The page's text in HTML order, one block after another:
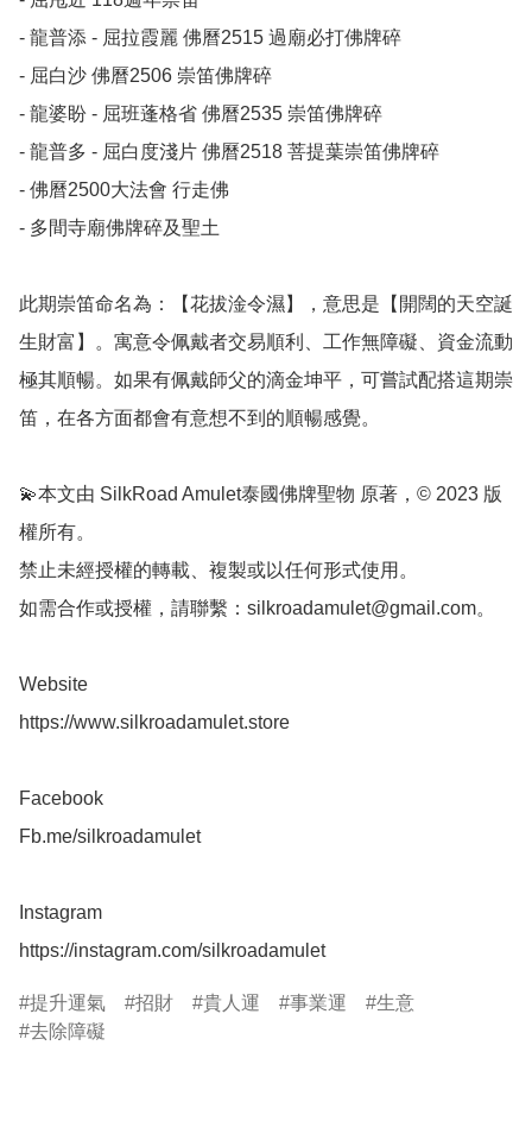
- 龍普添 - 屈拉霞麗 佛曆2515 過廟必打佛牌碎
- 屈白沙 佛曆2506 崇笛佛牌碎
- 龍婆盼 - 屈班蓬格省 佛曆2535 崇笛佛牌碎
- 龍普多 - 屈白度淺片 佛曆2518 菩提葉崇笛佛牌碎
- 佛曆2500大法會 行走佛
- 多間寺廟佛牌碎及聖土
此期崇笛命名為：【花拔淦令濕】，意思是【開闊的天空誕
生財富】。寓意令佩戴者交易順利、工作無障礙、資金流動
極其順暢。如果有佩戴師父的滴金坤平，可嘗試配搭這期崇
笛，在各方面都會有意想不到的順暢感覺。
💫本文由 SilkRoad Amulet泰國佛牌聖物 原著，© 2023 版
權所有。
禁止未經授權的轉載、複製或以任何形式使用。
如需合作或授權，請聯繫： silkroadamulet@gmail.com。
Website
https://www.silkroadamulet.store
Facebook
Fb.me/silkroadamulet
Instagram
提升運氣 招財 貴人運 事業運
生意
去除障礙